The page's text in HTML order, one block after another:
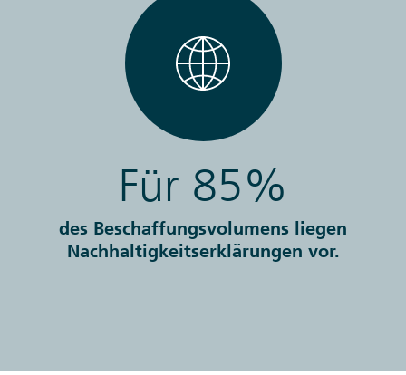
Für 85%
des Beschaffungsvolumens liegen
Nachhaltigkeitserklärungen vor.